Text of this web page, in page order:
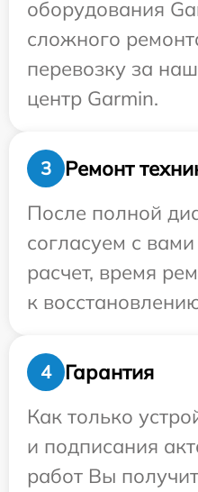
оборудования
сложного
перевозку за
центр Garmin.
3
Ремонт
После полной
согласуем с
расчет, время
к
4
Гарантия
Как только
и подписания
работ Вы